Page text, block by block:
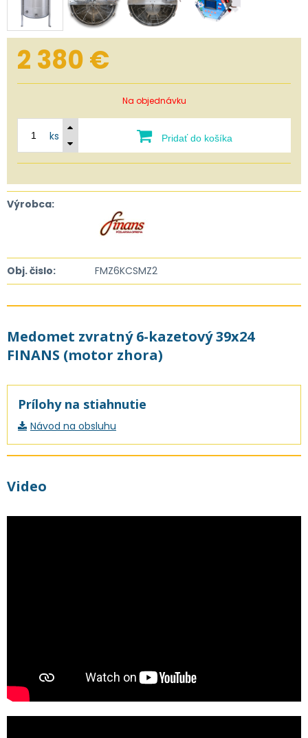
2 380€
Na objednávku
ks Pridať do košíka
Výrobca:
Obj. čislo: FMZ6KCSMZ2
Medomet zvratný 6-kazetový 39x24
FINANS (motor zhora)
Prílohy na stiahnutie
Návod na obsluhu
Video